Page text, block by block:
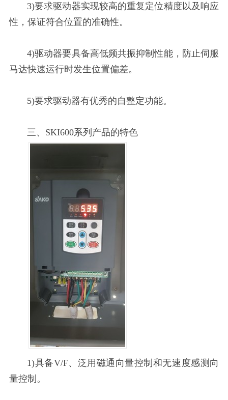
3)要求驱动器实现较高的重复定位精度以及响应
性，保证符合位置的准确性。
4)驱动器要具备高低频共振抑制性能，防止伺服
马达快速运行时发生位置偏差。
5)要求驱动器有优秀的自整定功能。
三、SKI600系列 产品的特色
1)具备V/F、泛用磁通向量控制和无速度感测向
量控制。